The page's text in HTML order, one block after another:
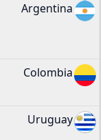
Argentina
Colombia
Uruguay